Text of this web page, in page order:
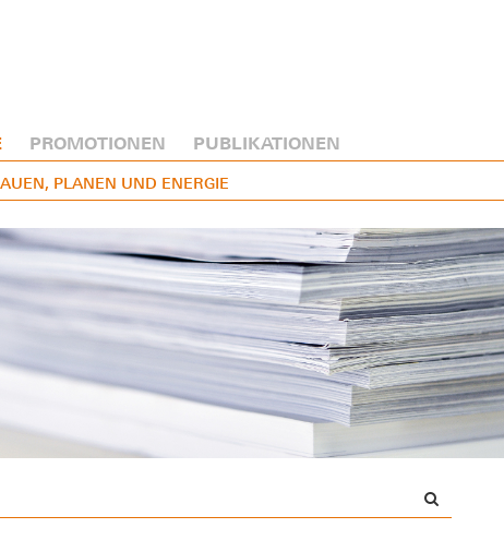
PROMOTIONEN PUBLIKATIONEN
PLANEN UND ENERGIE